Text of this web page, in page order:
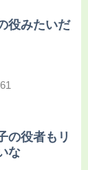
役みたいだ
の役者もリ
な